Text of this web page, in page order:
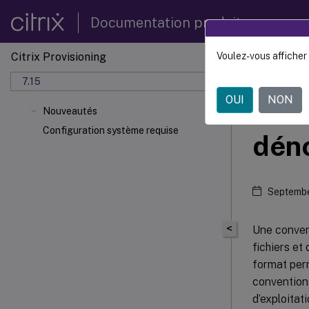
Documentation produit
Citrix Provisioning
7.15
Nouveautés
Configuration système requise
Citrix
<
Une
fichiers et
format
Voulez-vous
OUI NON